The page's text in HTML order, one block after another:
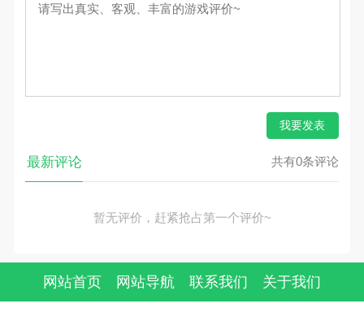
我要发表
最新评论 共有0条评论
暂无评价，赶紧抢占第一个评价~
网站首页 网站导航 联系我们 关于我们